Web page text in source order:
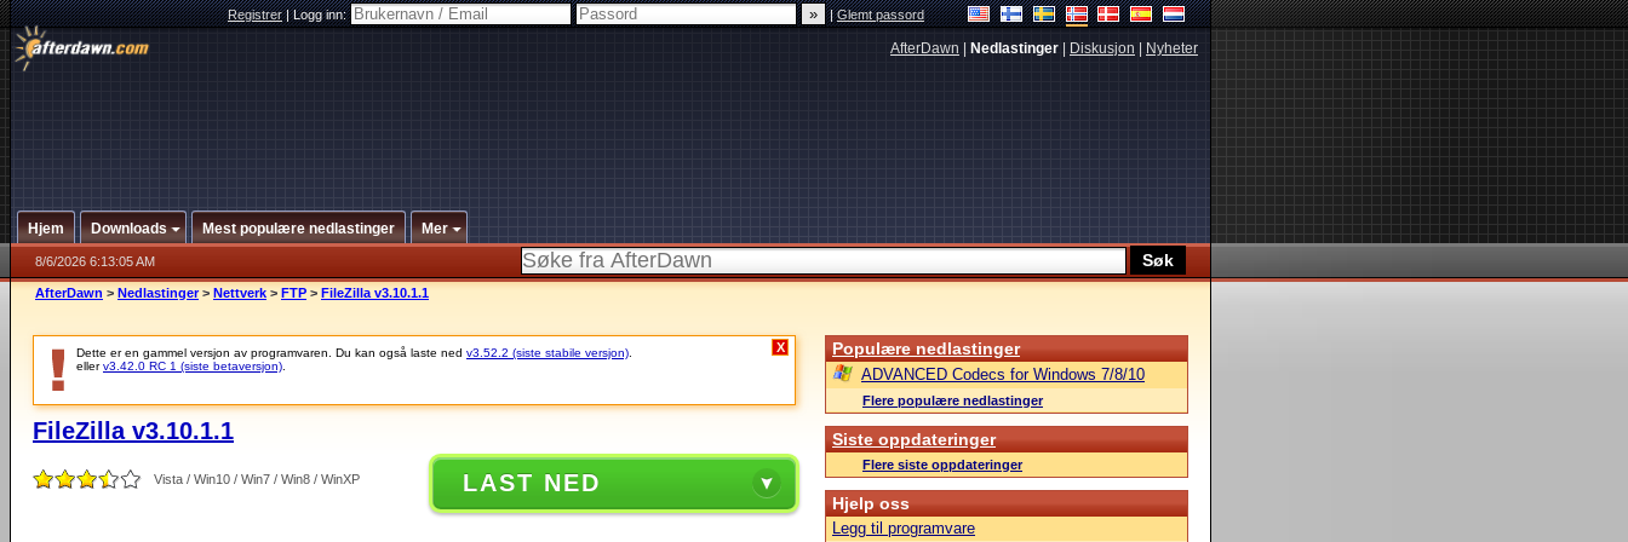
Registrer|Logg inn: |Glemt passord
AfterDawn Nedlastinger Diskusjon Nyheter
Hjem Downloads Mest populære nedlastinger Mer
8/6/2026 6:13:05 AM
AfterDawn > Nedlastinger > Nettverk > FTP > FileZilla v3.10.1.1
Dette er en gammel versjon av programvaren. Du kan også laste ned v3.52.2 (siste stabile versjon)
ellerv3.42.0 RC 1 (siste betaversjon)
X
FileZilla v3.10.1.1
Vista / Win10 / Win7 / Win8 / WinXP LAST NED
Populære nedlastinger
ADVANCED Codecs for Windows 7/8/10
Flere populære nedlastinger
Siste oppdateringer
Flere siste oppdateringer
Hjelp oss
Legg til programvare